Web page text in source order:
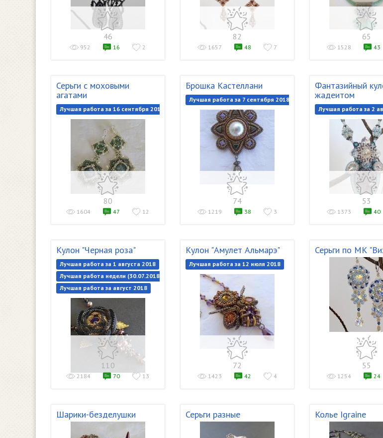
46
952 16 2
82
1657 48 7
65
1528 43
Серьги с моховыми
агатами
Лучшая работа за 16 сентября 2018
80
1604 47 12
Брошка Кастеллани
Лучшая работа за 7 сентября 2018
74
1219 38 3
Фантазийный
жадеитом
Лучшая работа за 2
53
1373 40
Кулон "Черная роза"
Лучшая работа за 1 августа 2018
Лучшая работа недели (30.07.2018-06.08.2018)
Лучшая работа за август 2018
110
2184 70 13
Кулон "Амулет Альмарэ"
Лучшая работа за 12 июля 2018
72
1423 42 4
Серьги по МК
55
1254 24
Шарики-безделушки Серьги разные Колье Igraine